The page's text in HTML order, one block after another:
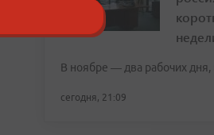
В ноябре — два рабочих
сегодня, 21:09